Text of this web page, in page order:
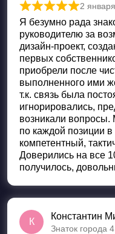
Оценка 5из 5
2 января
Я безумно рада
руководителю за
дизайн-проект,
первых
приобрели после
выполненного ими
т.к. связь была
игнорировались,
возникали
по каждой позиции
компетентный,
Доверились на все
получилось,
К
Константин
Знаток города